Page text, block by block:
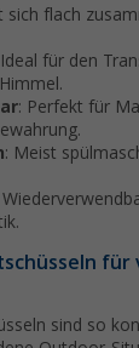
sich flach
für den
: Perfekt für
: Meist
für
sind so